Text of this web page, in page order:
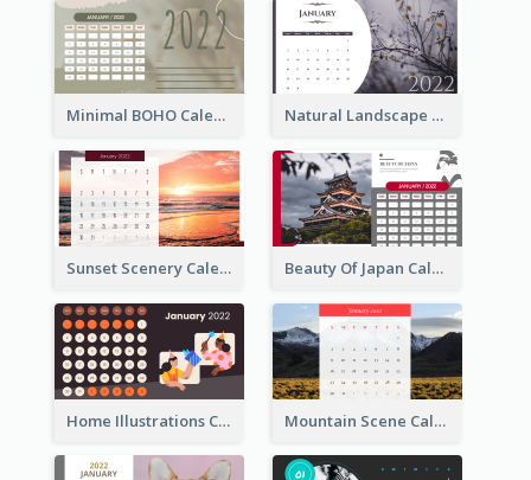
Minimal BOHO Calendar Natural Landscape Calendar 2022
Sunset Scenery Calendar Beauty Of Japan Calendar
Home Illustrations Calendar Mountain Scene Calendar